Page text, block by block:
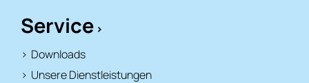
Service
Downloads
Unsere Dienstleistungen